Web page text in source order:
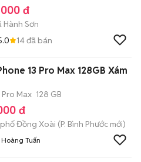
đ
Hành Sơn
14đã bán
13 Pro Max 128GB Xám
Pro Max 128 GB
đ
Đồng Xoài (P. Bình Phước mới)
Tuấn